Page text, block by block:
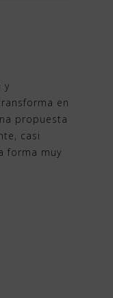
y
en
propuesta
casi
forma muy